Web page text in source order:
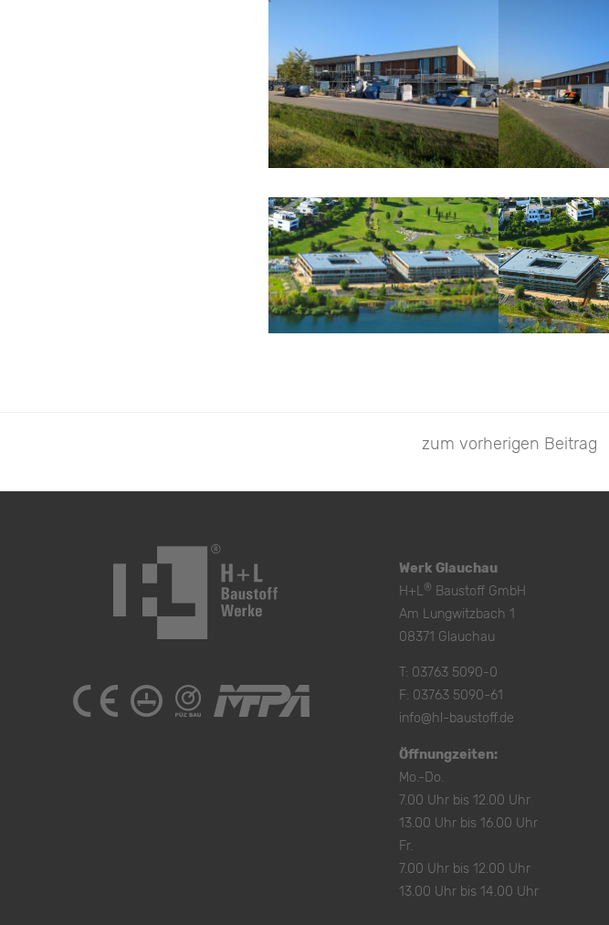
zum vorherigen Beitrag
Werk Glauchau
H+L® Baustoff GmbH
Am Lungwitzbach 1
08371 Glauchau
T: 03763 5090-0
F: 03763 5090-61
info@hl-baustoff.de
Öffnungzeiten:
Mo.-Do.
7.00 Uhr bis 12.00 Uhr
13.00 Uhr bis 16.00 Uhr
Fr.
7.00 Uhr bis 12.00 Uhr
13.00 Uhr bis 14.00 Uhr